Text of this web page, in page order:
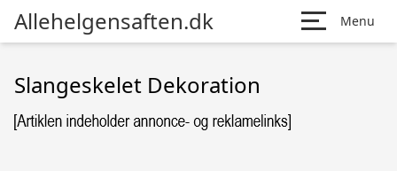
Allehelgensaften.dk Menu
Slangeskelet Dekoration